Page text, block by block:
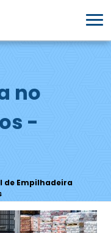
no
-
de Empilhadeira